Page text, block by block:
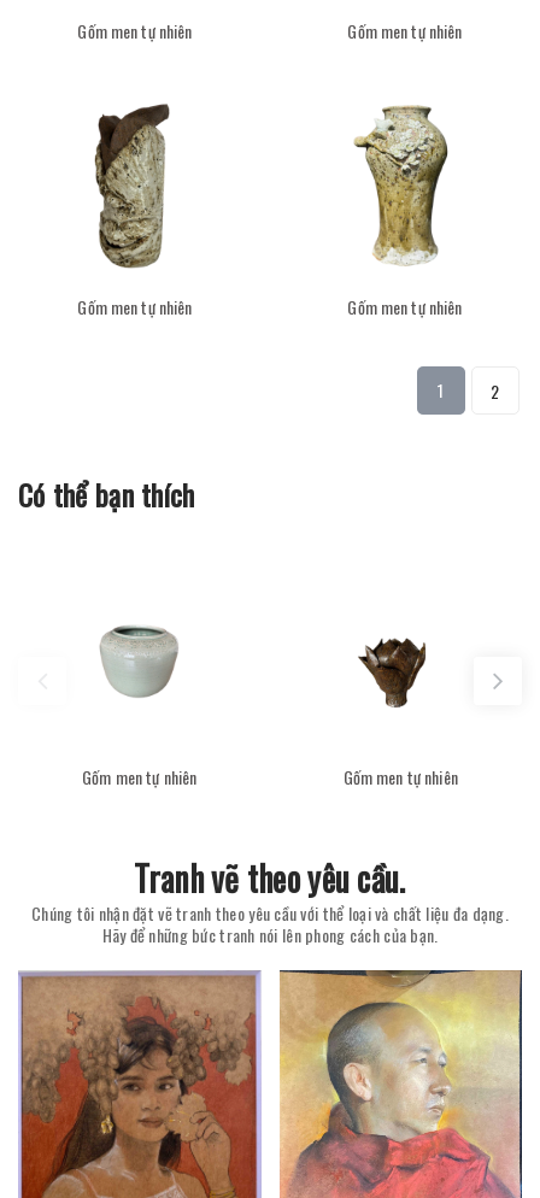
Gốm men tự nhiên Gốm men tự nhiên
Gốm men tự nhiên Gốm men tự nhiên
1 2
Có thể bạn thích
Gốm men tự nhiên Gốm men tự nhiên
Tranh vẽ theo yêu cầu.
Chúng tôi nhận đặt vẽ tranh theo yêu cầu với thể loại và chất liệu đa dạng.
Hãy để những bức tranh nói lên phong cách của bạn.